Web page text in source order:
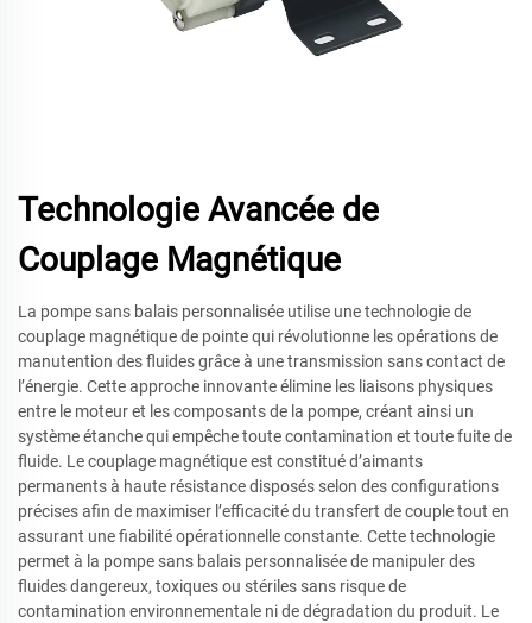
Technologie Avancée de
Couplage Magnétique
La pompe sans balais personnalisée utilise une technologie de
couplage magnétique de pointe qui révolutionne les opérations de
manutention des fluides grâce à une transmission sans contact de
l’énergie. Cette approche innovante élimine les liaisons physiques
entre le moteur et les composants de la pompe, créant ainsi un
système étanche qui empêche toute contamination et toute fuite de
fluide. Le couplage magnétique est constitué d’aimants
permanents à haute résistance disposés selon des configurations
précises afin de maximiser l’efficacité du transfert de couple tout en
assurant une fiabilité opérationnelle constante. Cette technologie
permet à la pompe sans balais personnalisée de manipuler des
fluides dangereux, toxiques ou stériles sans risque de
contamination environnementale ni de dégradation du produit. Le